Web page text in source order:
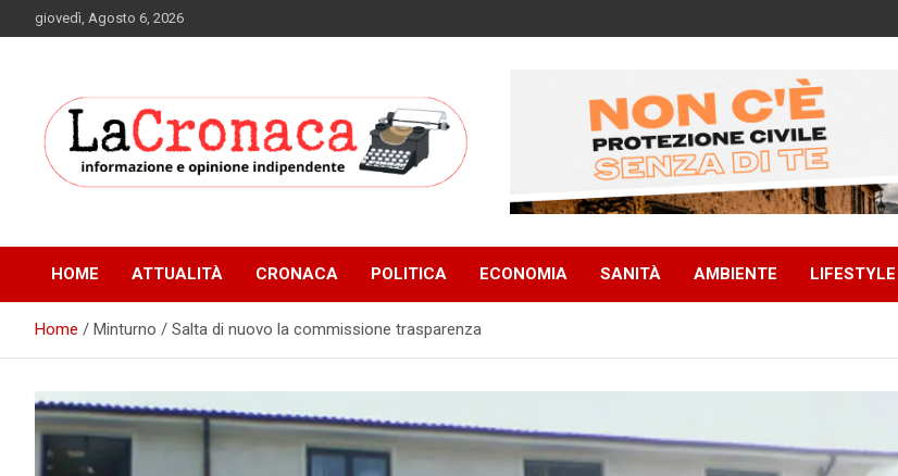
to
giovedì, Agosto 6, 2026
HOME ATTUALITÀ CRONACA POLITICA ECONOMIA SANITÀ AMBIENTE LIFESTYLE
Home Minturno / Salta di nuovo la commissione trasparenza